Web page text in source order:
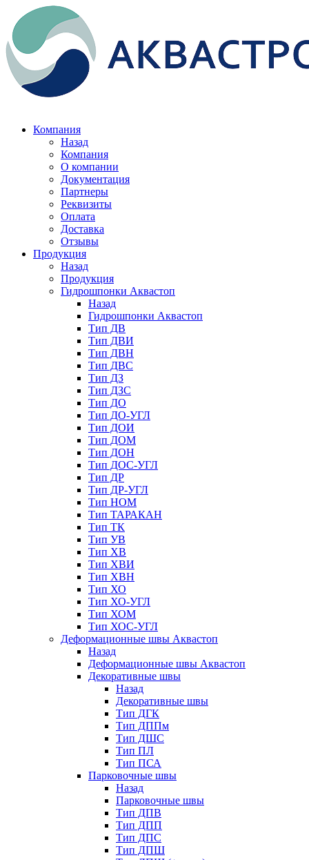
Компания
Назад
Компания
О компании
Документация
Партнеры
Реквизиты
Оплата
Доставка
Отзывы
Продукция
Назад
Продукция
Гидрошпонки Аквастоп
Назад
Гидрошпонки Аквастоп
Тип ДВ
Тип ДВИ
Тип ДВН
Тип ДВС
Тип ДЗ
Тип ДЗС
Тип ДО
Тип ДО-УГЛ
Тип ДОИ
Тип ДОМ
Тип ДОН
Тип ДОС-УГЛ
Тип ДР
Тип ДР-УГЛ
Тип НОМ
Тип ТАРАКАН
Тип ТК
Тип УВ
Тип ХВ
Тип ХВИ
Тип ХВН
Тип ХО
Тип ХО-УГЛ
Тип ХОМ
Тип ХОС-УГЛ
Деформационные швы Аквастоп
Назад
Деформационные швы Аквастоп
Декоративные швы
Назад
Декоративные швы
Тип ДГК
Тип ДППм
Тип ДШС
Тип ПЛ
Тип ПСА
Парковочные швы
Назад
Парковочные швы
Тип ДПВ
Тип ДПП
Тип ДПС
Тип ДПШ